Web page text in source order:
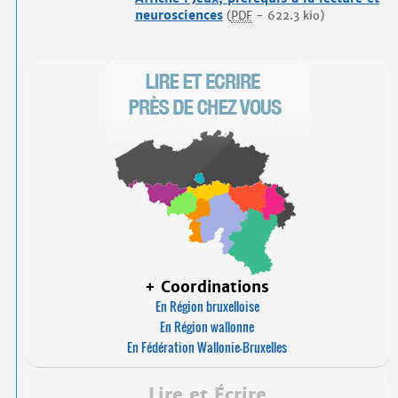
neurosciences (PDF- 622.3 kio)
+ Coordinations
En Région bruxelloise
En Région wallonne
En Fédération Wallonie-Bruxelles